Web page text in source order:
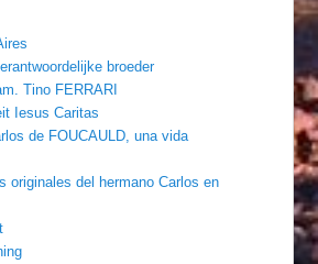
broeder
Tino FERRARI
Iesus Caritas
de FOUCAULD, una vida
originales del hermano Carlos en